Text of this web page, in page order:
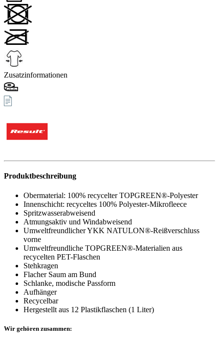
Zusatzinformationen
Produktbeschreibung
Obermaterial: 100% recycelter TOPGREEN®-Polyester
Innenschicht: recyceltes 100% Polyester-Mikrofleece
Spritzwasserabweisend
Atmungsaktiv und Windabweisend
Umweltfreundlicher YKK NATULON®-Reißverschluss
vorne
Umweltfreundliche TOPGREEN®-Materialien aus
recycelten PET-Flaschen
Stehkragen
Flacher Saum am Bund
Schlanke, modische Passform
Aufhänger
Recycelbar
Hergestellt aus 12 Plastikflaschen (1 Liter)
Wir gehören zusammen: